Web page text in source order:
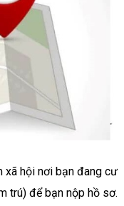
xã hội nơi bạn đang cư
trú) để bạn nộp hồ sơ.